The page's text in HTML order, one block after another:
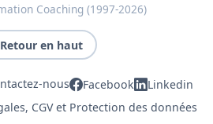
Coaching (1997-2026)
Retour en haut
nous Facebook
Linkedin
CGV et Protection des données